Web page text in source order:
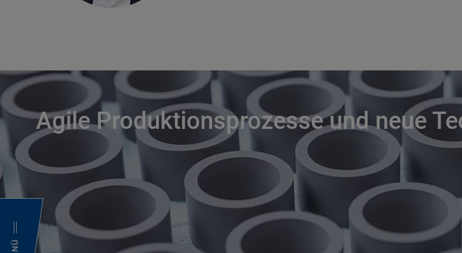
Agile Produktionsprozesse und neue